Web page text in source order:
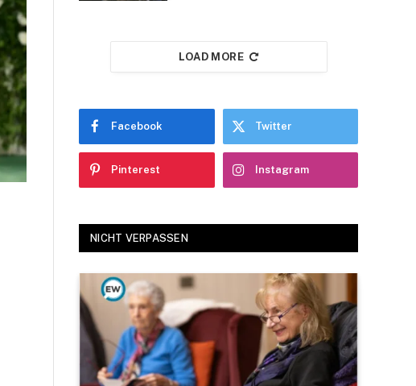
LOAD MORE
Facebook Twitter
Pinterest Instagram
NICHT VERPASSEN